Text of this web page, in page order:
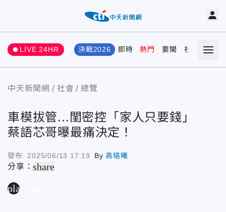
LIVE 24HR 決戰2026 即時 熱門 要聞 社會 娛樂
中天新聞網 社會 總覽
車模拔管...閨密控「家人只要錢」
蔡語芯哥曝最痛決定！
發布: 2025/06/13 17:19 By高珞曦
分享：share
play_arrow